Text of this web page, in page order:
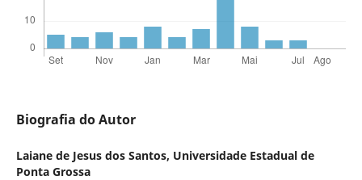
Biografia do Autor
Laiane de Jesus dos Santos, Universidade Estadual de
Ponta Grossa